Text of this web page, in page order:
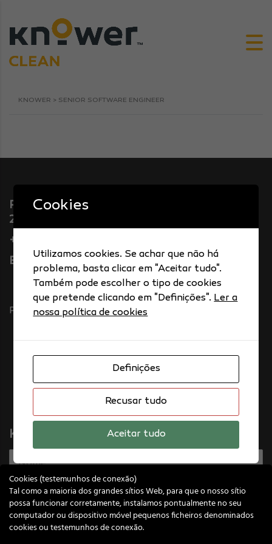
KNOWER > SENIOR SOFTWARE ENGINEER
Rua do Proletariado, N.º 2 - A
2794-063 Carnaxide
+351 214 139 480
E. info@knower.pt
Política de RGPD
Knower™ News Subscribe
email
Cookies
Utilizamos cookies. Se achar que não há
problema, basta clicar em "Aceitar tudo".
Também pode escolher o tipo de cookies
que pretende clicando em "Definições".Ler a
nossa política de cookies
Definições
Recusar tudo
Aceitar tudo
Cookies (testemunhos de conexão)
Tal como a maioria dos grandes sítios Web, para que o nosso sítio
possa funcionar corretamente, instalamos pontualmente no seu
computador ou dispositivo móvel pequenos ficheiros denominados
cookies ou testemunhos de conexão.